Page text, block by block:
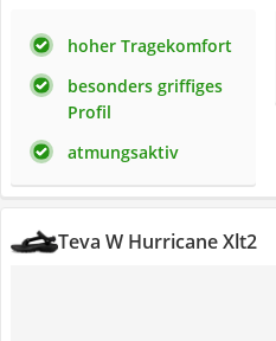
hoher Tragekomfort
besonders griffiges
Profil
atmungsaktiv
Teva W Hurricane Xlt2